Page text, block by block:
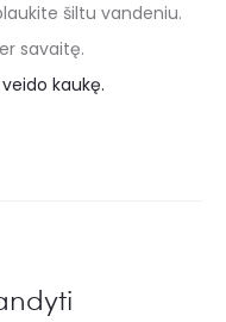
šiltu vandeniu.
savaitę.
veido kaukę.